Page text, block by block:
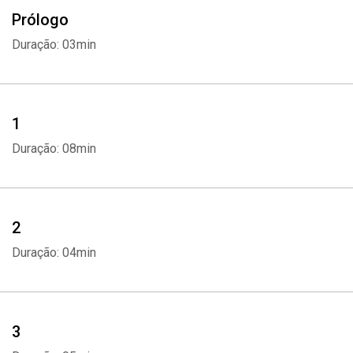
Prólogo
Duração: 03min
1
Duração: 08min
2
Duração: 04min
3